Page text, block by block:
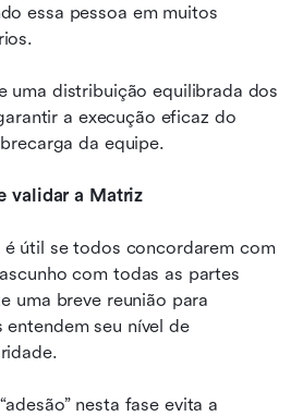
essa pessoa em muitos
uma distribuição equilibrada dos
garantir a execução eficaz do
da equipe.
validar a Matriz
útil se todos concordarem com
com todas as partes
uma breve reunião para
seu nível de
nesta fase evita a